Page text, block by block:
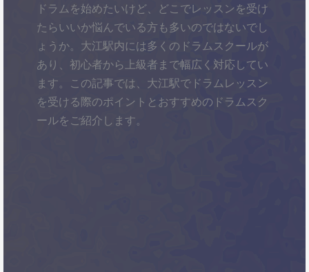
ドラムを始めたいけど、どこでレッスンを受け
たらいいか悩んでいる方も多いのではないでし
ょうか。大江駅内には多くのドラムスクールが
あり、初心者から上級者まで幅広く対応してい
ます。この記事では、大江駅でドラムレッスン
を受ける際のポイントとおすすめのドラムスク
ールをご紹介します。